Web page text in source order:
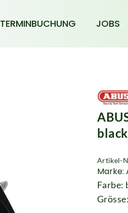
TERMINBUCHUNG JOBS
black
Artikel-
Marke:
Farbe: